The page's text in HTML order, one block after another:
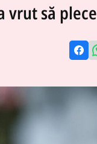
vrut să plece